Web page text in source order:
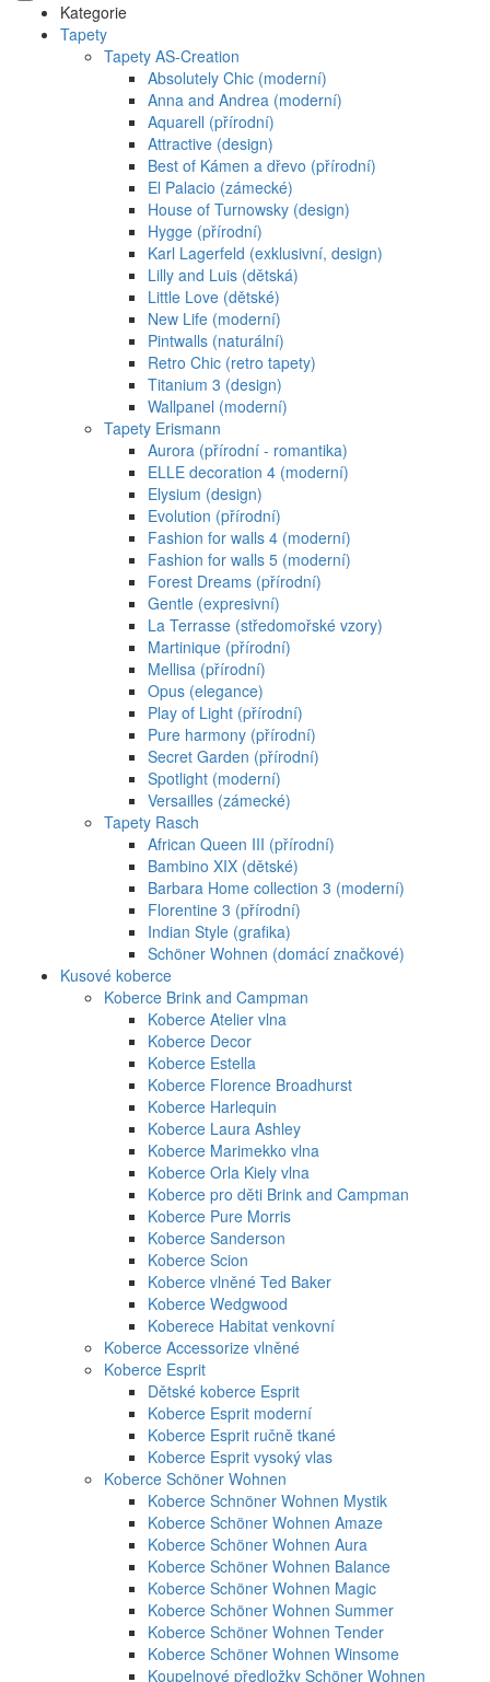
Kategorie
Tapety
Tapety AS-Creation
Absolutely Chic (moderní)
Anna and Andrea (moderní)
Aquarell (přírodní)
Attractive (design)
Best of Kámen a dřevo (přírodní)
El Palacio (zámecké)
House of Turnowsky (design)
Hygge (přírodní)
Karl Lagerfeld (exklusivní, design)
Lilly and Luis (dětská)
Little Love (dětské)
New Life (moderní)
Pintwalls (naturální)
Retro Chic (retro tapety)
Titanium 3 (design)
Wallpanel (moderní)
Tapety Erismann
Aurora (přírodní - romantika)
ELLE decoration 4 (moderní)
Elysium (design)
Evolution (přírodní)
Fashion for walls 4 (moderní)
Fashion for walls 5 (moderní)
Forest Dreams (přírodní)
Gentle (expresivní)
La Terrasse (středomořské vzory)
Martinique (přírodní)
Mellisa (přírodní)
Opus (elegance)
Play of Light (přírodní)
Pure harmony (přírodní)
Secret Garden (přírodní)
Spotlight (moderní)
Versailles (zámecké)
Tapety Rasch
African Queen III (přírodní)
Bambino XIX (dětské)
Barbara Home collection 3 (moderní)
Florentine 3 (přírodní)
Indian Style (grafika)
Schöner Wohnen (domácí značkové)
Kusové koberce
Koberce Brink and Campman
Koberce Atelier vlna
Koberce Decor
Koberce Estella
Koberce Florence Broadhurst
Koberce Harlequin
Koberce Laura Ashley
Koberce Marimekko vlna
Koberce Orla Kiely vlna
Koberce pro děti Brink and Campman
Koberce Pure Morris
Koberce Sanderson
Koberce Scion
Koberce vlněné Ted Baker
Koberce Wedgwood
Koberece Habitat venkovní
Koberce Accessorize vlněné
Koberce Esprit
Dětské koberce Esprit
Koberce Esprit moderní
Koberce Esprit ručně tkané
Koberce Esprit vysoký vlas
Koberce Schöner Wohnen
Koberce Schnöner Wohnen Mystik
Koberce Schöner Wohnen Amaze
Koberce Schöner Wohnen Aura
Koberce Schöner Wohnen Balance
Koberce Schöner Wohnen Magic
Koberce Schöner Wohnen Summer
Koberce Schöner Wohnen Tender
Koberce Schöner Wohnen Winsome
Koupelnové předložky Schöner Wohnen